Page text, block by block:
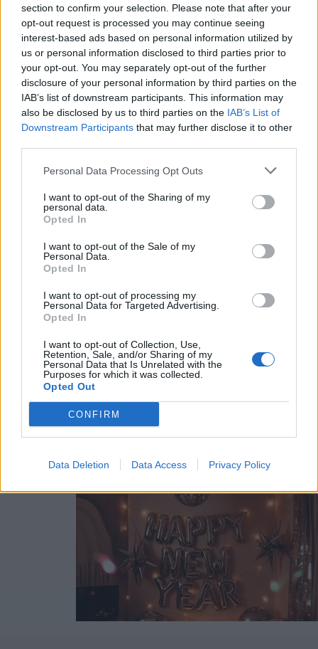
section to confirm your selection. Please note that after your
opt-out request is processed you may continue seeing
interest-based ads based on personal information utilized by
us or personal information disclosed to third parties prior to
your opt-out. You may separately opt-out of the further
disclosure of your personal information by third parties on the
IAB’s list of downstream participants. This information may
also be disclosed by us to third parties on the IAB’s List of
Downstream Participants that may further disclose it to other
Personal Data Processing Opt Outs
I want to opt-out of the Sharing of my
personal data.
Opted In
I want to opt-out of the Sale of my
Personal Data.
Opted In
I want to opt-out of processing my
Personal Data for Targeted Advertising.
Opted In
I want to opt-out of Collection, Use,
Retention, Sale, and/or Sharing of my
Personal Data that Is Unrelated with the
Purposes for which it was collected.
Opted Out
CONFIRM
Data Deletion Data Access Privacy Policy
OMEGR